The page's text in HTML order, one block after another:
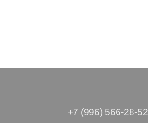
+7 (996) 566-28-52